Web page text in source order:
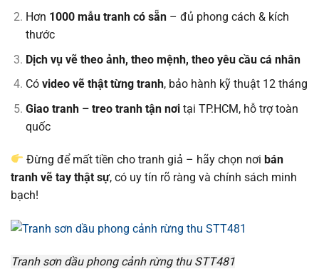
Hơn 1000 mẫu tranh có sẵn– đủ phong cách & kích
thước
Dịch vụ vẽ theo ảnh, theo mệnh, theo yêu cầu cá nhân
Có video vẽ thật từng tranh, bảo hành kỹ thuật 12 tháng
Giao tranh – treo tranh tận nơitại TP.HCM, hỗ trợ toàn
quốc
Đừng để mất tiền cho tranh giả – hãy chọn nơibán
tranh vẽ tay thật sự, có uy tín rõ ràng và chính sách minh
bạch!
Tranh sơn dầu phong cảnh rừng thu STT481